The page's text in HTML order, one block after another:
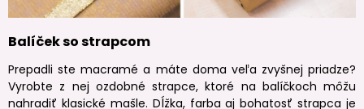
Balíček so strapcom
Prepadli ste macramé a máte doma veľa zvyšnej priadze?
Vyrobte z nej ozdobné strapce, ktoré na balíčkoch môžu
nahradiť klasické mašle. Dĺžka, farba aj bohatosť strapca je